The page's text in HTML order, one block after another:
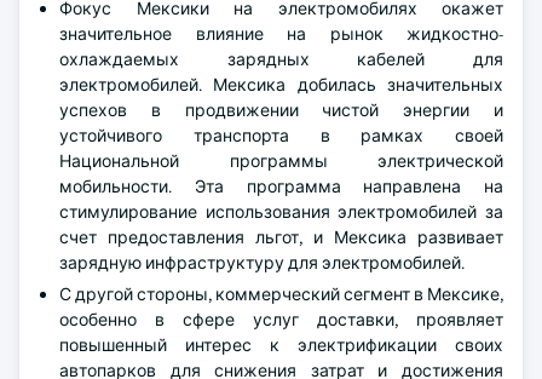
Фокус Мексики на электромобилях окажет
значительное влияние на рынок жидкостно-
охлаждаемых зарядных кабелей для
электромобилей. Мексика добилась значительных
успехов в продвижении чистой энергии и
устойчивого транспорта в рамках своей
Национальной программы электрической
мобильности. Эта программа направлена на
стимулирование использования электромобилей за
счет предоставления льгот, и Мексика развивает
зарядную инфраструктуру для электромобилей.
С другой стороны, коммерческий сегмент в Мексике,
особенно в сфере услуг доставки, проявляет
повышенный интерес к электрификации своих
автопарков для снижения затрат и достижения